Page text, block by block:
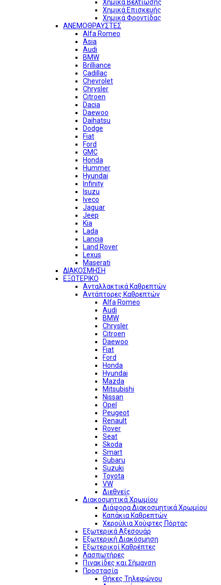
Χημικά Βελτίωσης
Χημικά Επισκευής
Χημικά Φροντίδας
ΑΝΕΜΟΘΡΑΥΣΤΕΣ
Alfa Romeo
Asia
Audi
BMW
Brilliance
Cadillac
Chevrolet
Chrysler
Citroen
Dacia
Daewoo
Daihatsu
Dodge
Fiat
Ford
GMC
Honda
Hummer
Hyundai
Infinity
Isuzu
Iveco
Jaguar
Jeep
Kia
Lada
Lancia
Land Rover
Lexus
Maserati
ΔΙΑΚΟΣΜΗΣΗ
ΕΞΩΤΕΡΙΚΟ
Ανταλλακτικά Καθρεπτών
Αντάπτορες Καθρεπτών
Alfa Romeo
Audi
BMW
Chrysler
Citroen
Daewoo
Fiat
Ford
Honda
Hyundai
Mazda
Mitsubishi
Nissan
Opel
Peugeot
Renault
Rover
Seat
Skoda
Smart
Subaru
Suzuki
Toyota
VW
Διεθνείς
Διακοσμητικά Χρωμίου
Διάφορα Διακοσμητικά Χρωμίου
Καπάκια Καθρεπτών
Χερούλια Χούφτες Πόρτας
Εξωτερικά Αξεσουάρ
Εξωτερική Διακόσμηση
Εξωτερικοί Καθρέπτες
Λασπωτήρες
Πινακίδες και Σήμανση
Προστασία
Θήκες Τηλεφώνου